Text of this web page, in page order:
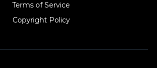
Terms of Service
Copyright Policy‎